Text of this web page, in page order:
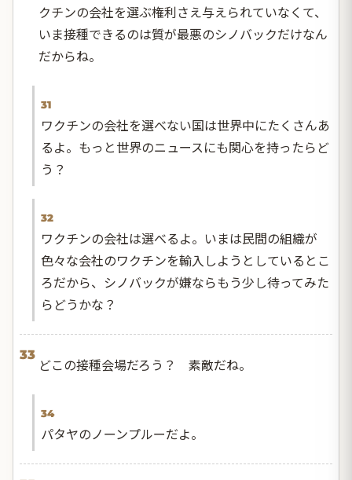
クチンの会社を選ぶ権利さえ与えられていなくて、
いま接種できるのは質が最悪のシノバックだけなん
だからね。
31
ワクチンの会社を選べない国は世界中にたくさんあ
るよ。もっと世界のニュースにも関心を持ったらど
う？
32
ワクチンの会社は選べるよ。いまは民間の組織が
色々な会社のワクチンを輸入しようとしているとこ
ろだから、シノバックが嫌ならもう少し待ってみた
らどうかな？
33
どこの接種会場だろう？ 素敵だね。
34
パタヤのノーンプルーだよ。